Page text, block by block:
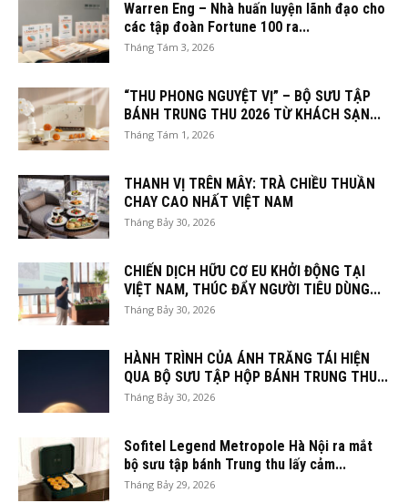
Warren Eng – Nhà huấn luyện lãnh đạo cho
các tập đoàn Fortune 100 ra...
Tháng Tám 3, 2026
“THU PHONG NGUYỆT VỊ” – BỘ SƯU TẬP
BÁNH TRUNG THU 2026 TỪ KHÁCH SẠN...
Tháng Tám 1, 2026
THANH VỊ TRÊN MÂY: TRÀ CHIỀU THUẦN
CHAY CAO NHẤT VIỆT NAM
Tháng Bảy 30, 2026
CHIẾN DỊCH HỮU CƠ EU KHỞI ĐỘNG TẠI
VIỆT NAM, THÚC ĐẨY NGƯỜI TIÊU DÙNG...
Tháng Bảy 30, 2026
HÀNH TRÌNH CỦA ÁNH TRĂNG TÁI HIỆN
QUA BỘ SƯU TẬP HỘP BÁNH TRUNG THU...
Tháng Bảy 30, 2026
Sofitel Legend Metropole Hà Nội ra mắt
bộ sưu tập bánh Trung thu lấy cảm...
Tháng Bảy 29, 2026